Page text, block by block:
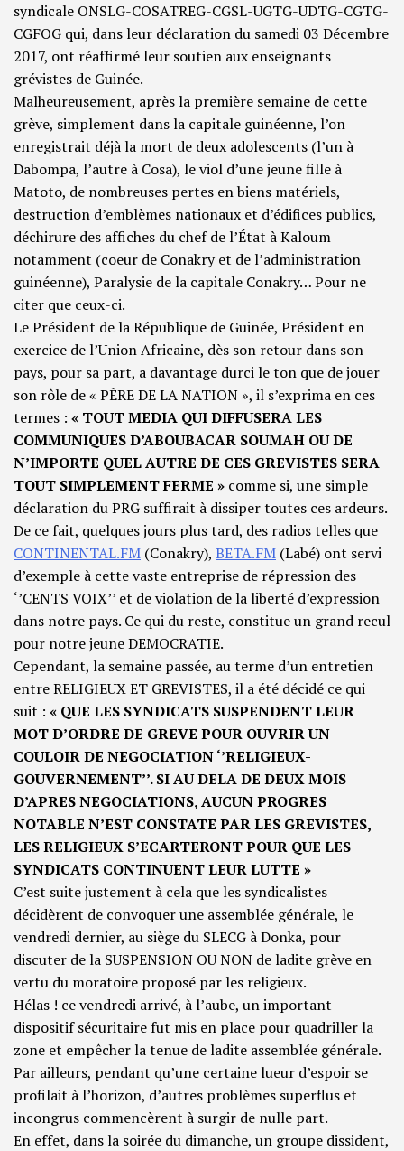
syndicale ONSLG-COSATREG-CGSL-UGTG-UDTG-CGTG-
CGFOG qui, dans leur déclaration du samedi 03 Décembre
2017, ont réaffirmé leur soutien aux enseignants
grévistes de Guinée.
Malheureusement, après la première semaine de cette
grève, simplement dans la capitale guinéenne, l’on
enregistrait déjà la mort de deux adolescents (l’un à
Dabompa, l’autre à Cosa), le viol d’une jeune fille à
Matoto, de nombreuses pertes en biens matériels,
destruction d’emblèmes nationaux et d’édifices publics,
déchirure des affiches du chef de l’État à Kaloum
notamment (coeur de Conakry et de l’administration
guinéenne), Paralysie de la capitale Conakry… Pour ne
citer que ceux-ci.
Le Président de la République de Guinée, Président en
exercice de l’Union Africaine, dès son retour dans son
pays, pour sa part, a davantage durci le ton que de jouer
son rôle de « PÈRE DE LA NATION », il s’exprima en ces
termes : « TOUT MEDIA QUI DIFFUSERA LES
COMMUNIQUES D’ABOUBACAR SOUMAH OU DE
N’IMPORTE QUEL AUTRE DE CES GREVISTES SERA
TOUT SIMPLEMENT FERME » comme si, une simple
déclaration du PRG suffirait à dissiper toutes ces ardeurs.
De ce fait, quelques jours plus tard, des radios telles que
CONTINENTAL.FM (Conakry), BETA.FM (Labé) ont servi
d’exemple à cette vaste entreprise de répression des
‘’CENTS VOIX’’ et de violation de la liberté d’expression
dans notre pays. Ce qui du reste, constitue un grand recul
pour notre jeune DEMOCRATIE.
Cependant, la semaine passée, au terme d’un entretien
entre RELIGIEUX ET GREVISTES, il a été décidé ce qui
suit : « QUE LES SYNDICATS SUSPENDENT LEUR
MOT D’ORDRE DE GREVE POUR OUVRIR UN
COULOIR DE NEGOCIATION ‘’RELIGIEUX-
GOUVERNEMENT’’. SI AU DELA DE DEUX MOIS
D’APRES NEGOCIATIONS, AUCUN PROGRES
NOTABLE N’EST CONSTATE PAR LES GREVISTES,
LES RELIGIEUX S’ECARTERONT POUR QUE LES
SYNDICATS CONTINUENT LEUR LUTTE »
C’est suite justement à cela que les syndicalistes
décidèrent de convoquer une assemblée générale, le
vendredi dernier, au siège du SLECG à Donka, pour
discuter de la SUSPENSION OU NON de ladite grève en
vertu du moratoire proposé par les religieux.
Hélas ! ce vendredi arrivé, à l’aube, un important
dispositif sécuritaire fut mis en place pour quadriller la
zone et empêcher la tenue de ladite assemblée générale.
Par ailleurs, pendant qu’une certaine lueur d’espoir se
profilait à l’horizon, d’autres problèmes superflus et
incongrus commencèrent à surgir de nulle part.
En effet, dans la soirée du dimanche, un groupe dissident,